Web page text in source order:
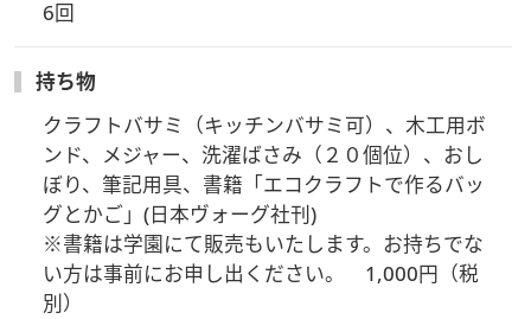
6回
持ち物
クラフトバサミ（キッチンバサミ可）、木工用ボ
ンド、メジャー、洗濯ばさみ（２０個位）、おし
ぼり、筆記用具、書籍「エコクラフトで作るバッ
グとかご」(日本ヴォーグ社刊)
※書籍は学園にて販売もいたします。お持ちでな
い方は事前にお申し出ください。　1,000円（税
別）